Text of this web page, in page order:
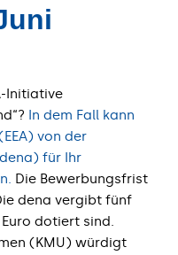
Initiative
In dem Fall kann
von der
für Ihr
Die Bewerbungsfrist
dena vergibt fünf
dotiert sind.
(KMU) würdigt